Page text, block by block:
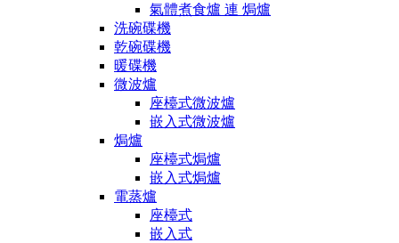
氣體煮食爐 連 焗爐
洗碗碟機
乾碗碟機
暖碟機
微波爐
座檯式微波爐
嵌入式微波爐
焗爐
座檯式焗爐
嵌入式焗爐
電蒸爐
座檯式
嵌入式